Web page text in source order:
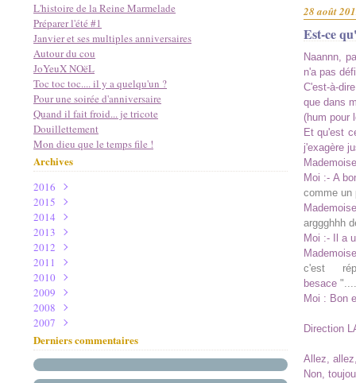
L'histoire de la Reine Marmelade
Préparer l'été #1
Janvier et ses multiples anniversaires
Autour du cou
JoYeuX NOëL
Toc toc toc.... il y a quelqu'un ?
Pour une soirée d'anniversaire
Quand il fait froid... je tricote
Douillettement
Mon dieu que le temps file !
Archives
2016
Mai(1)
Avril
Janvier
2015
Décembre
Novembre
Février
Janvier
2014
Novembre
Octobre
Septembre
Août
Juillet
Juin
Mai(2)
Mars(9)
Février(4)
Janvier(4)
2013
Décembre
Novembre
Octobre
Septembre
Août
Juillet
Juin(1)
Mai(3)
Avril(8)
2012
Décembre
Novembre
Octobre
Septembre
Août
Juillet(10)
Juin(3)
Mai(1)
2011
Décembre
Novembre
Octobre
Septembre
Août(6)
Juillet(6)
Juin(9)
2010
Décembre
Novembre
Octobre
Septembre(8)
Août(10)
Juillet(7)
2009
Décembre
Novembre
Octobre(13)
Septembre(16)
Août(21)
2008
Décembre
Novembre(19)
Octobre(21)
Septembre(18)
2007
Décembre(18)
Novembre(13)
Octobre(19)
Derniers commentaires
28 août
Est-ce
Naannn,
n'a pas
C'est-à-
que dans
(hum pour
Et qu'est
j'exagère
Moi :- A
comme un
arggghhh
Moi :- Il a
c'est
besace
Moi : Bon
Direction
Allez,
Non,